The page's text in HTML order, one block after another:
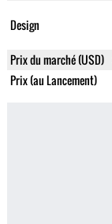
Design
Prix du marché (USD)
Prix (au Lancement)